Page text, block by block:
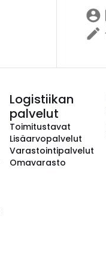
Logistiikan
palvelut
Toimitustavat
Lisäarvopalvelut
Varastointipalvelut
Omavarasto